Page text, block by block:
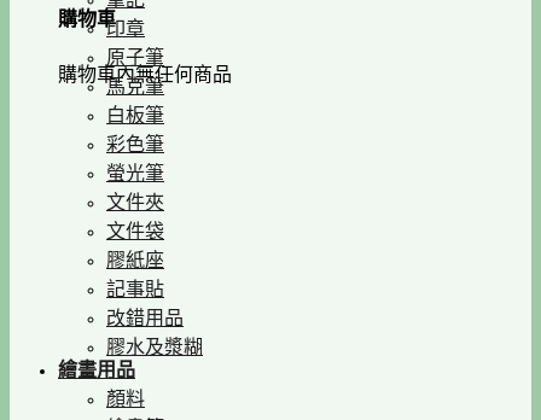
購物車
購物車內無任何商品
印章
原子筆
馬克筆
白板筆
彩色筆
螢光筆
文件夾
文件袋
膠紙座
記事貼
改錯用品
膠水及漿糊
繪畫用品
顏料